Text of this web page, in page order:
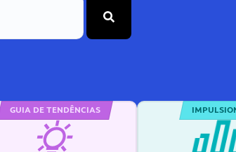
GUIA DE TENDÊNCIAS